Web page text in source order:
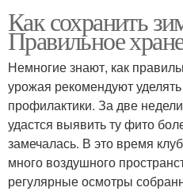
Картофель к хранению
Как сохранить
Правильное
Немногие знают, как
урожая рекомендуют
профилактики. За две
удастся выявить ту фито
замечалась. В это время
много воздушного
регулярные осмотры